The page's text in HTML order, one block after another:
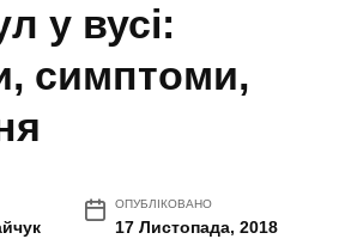
у вусі:
симптоми,
ОПУБЛІКОВАНО
17 Листопада, 2018